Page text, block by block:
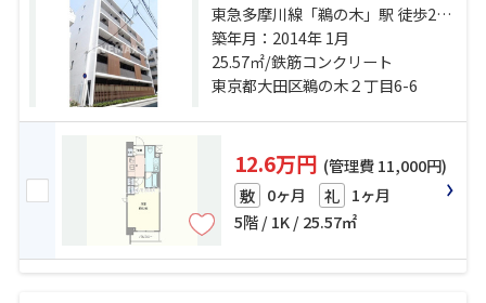
東急多摩川線「鵜の木」駅 徒歩2分
東急多摩川線「下丸子」駅 徒歩7分
東急池上線「久が原」駅 徒歩11分
築年月：2014年 1月
25.57㎡/鉄筋コンクリート
東京都大田区鵜の木２丁目6-6
12.6万円 (管理費 11,000円)
敷 0ヶ月 礼 1ヶ月
5階 / 1K / 25.57㎡